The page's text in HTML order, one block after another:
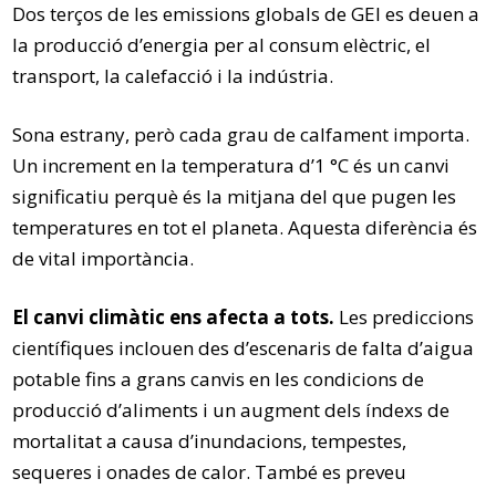
Dos terços de les emissions globals de GEI es deuen a
la producció d’energia per al consum elèctric, el
transport, la calefacció i la indústria.
Sona estrany, però cada grau de calfament importa.
Un increment en la temperatura d’1 °C és un canvi
significatiu perquè és la mitjana del que pugen les
temperatures en tot el planeta. Aquesta diferència és
de vital importància.
El canvi climàtic ens afecta a tots. Les prediccions
científiques inclouen des d’escenaris de falta d’aigua
potable fins a grans canvis en les condicions de
producció d’aliments i un augment dels índexs de
mortalitat a causa d’inundacions, tempestes,
sequeres i onades de calor. També es preveu